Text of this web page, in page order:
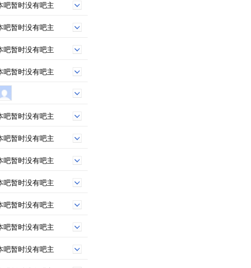
吧暂时没有吧主
吧暂时没有吧主
吧暂时没有吧主
吧暂时没有吧主
吧暂时没有吧主
吧暂时没有吧主
吧暂时没有吧主
吧暂时没有吧主
吧暂时没有吧主
吧暂时没有吧主
吧暂时没有吧主